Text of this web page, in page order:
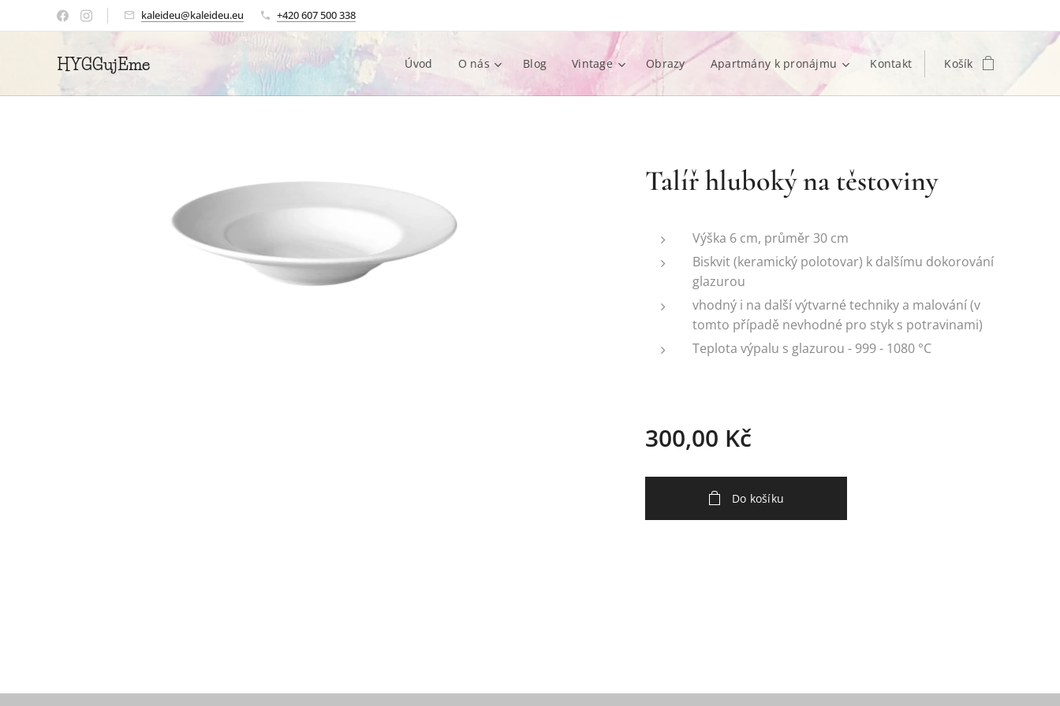
kaleideu@kaleideu.eu +420 607 500 338
HYGGujEme Úvod O nás Blog Vintage Obrazy Apartmány k pronájmu Kontakt Košík
Talíř hluboký na těstoviny
Výška 6 cm, průměr 30 cm
Biskvit (keramický polotovar) k dalšímu dokorování
glazurou
vhodný i na další výtvarné techniky a malování (v
tomto případě nevhodné pro styk s potravinami)
Teplota výpalu s glazurou - 999 - 1080 °C
300,00 Kč
Do košíku